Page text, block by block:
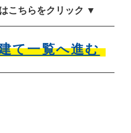
こちらをクリック ▼
て一覧へ進む